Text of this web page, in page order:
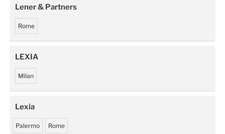
Lener & Partners
Rome
LEXIA
Milan
Lexia
Palermo Rome